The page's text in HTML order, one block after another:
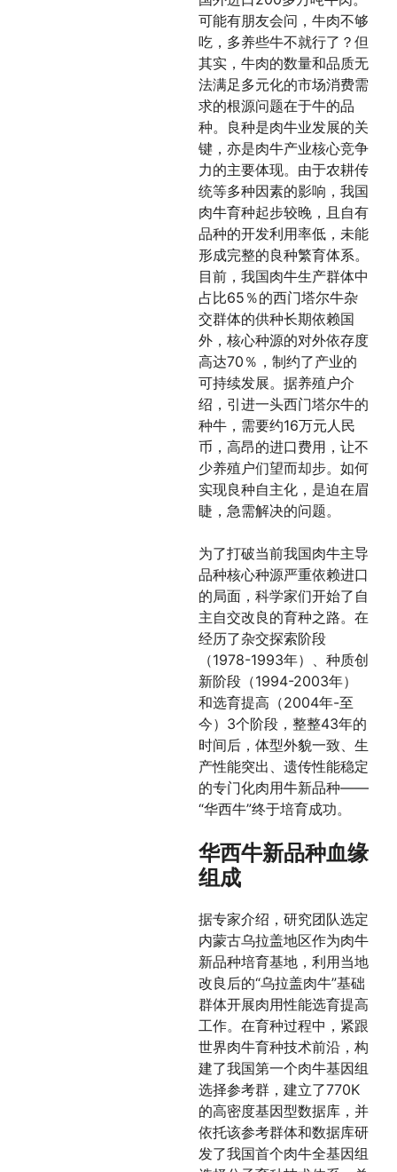
可能有朋友会问，牛肉不够
吃，多养些牛不就行了？但
其实，牛肉的数量和品质无
法满足多元化的市场消费需
求的根源问题在于牛的品
种。良种是肉牛业发展的关
键，亦是肉牛产业核心竞争
力的主要体现。由于农耕传
统等多种因素的影响，我国
肉牛育种起步较晚，且自有
品种的开发利用率低，未能
形成完整的良种繁育体系。
目前，我国肉牛生产群体中
占比65％的西门塔尔牛杂
交群体的供种长期依赖国
外，核心种源的对外依存度
高达70％，制约了产业的
可持续发展。据养殖户介
绍，引进一头西门塔尔牛的
种牛，需要约16万元人民
币，高昂的进口费用，让不
少养殖户们望而却步。如何
实现良种自主化，是迫在眉
睫，急需解决的问题。
为了打破当前我国肉牛主导
品种核心种源严重依赖进口
的局面，科学家们开始了自
主自交改良的育种之路。在
经历了杂交探索阶段
（1978-1993年）、种质创
新阶段（1994-2003年）
和选育提高（2004年-至
今）3个阶段，整整43年的
时间后，体型外貌一致、生
产性能突出、遗传性能稳定
的专门化肉用牛新品种——
“华西牛”终于培育成功。
华西牛新品种血缘
组成
据专家介绍，研究团队选定
内蒙古乌拉盖地区作为肉牛
新品种培育基地，利用当地
改良后的“乌拉盖肉牛”基础
群体开展肉用性能选育提高
工作。在育种过程中，紧跟
世界肉牛育种技术前沿，构
建了我国第一个肉牛基因组
选择参考群，建立了770K
的高密度基因型数据库，并
依托该参考群体和数据库研
发了我国首个肉牛全基因组